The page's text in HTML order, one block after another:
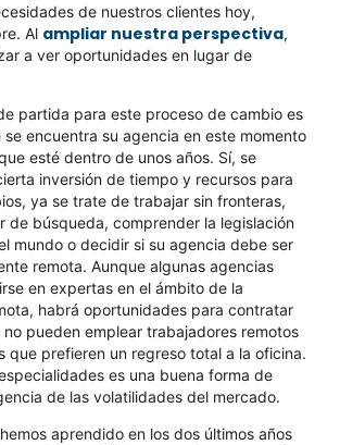
de nuestros clientes hoy,
Al ampliar nuestra perspectiva,
a ver oportunidades en lugar de
partida para este proceso de cambio es
encuentra su agencia en este momento
esté dentro de unos años. Sí, se
inversión de tiempo y recursos para
ya se trate de trabajar sin fronteras,
de búsqueda, comprender la legislación
mundo o decidir si su agencia debe ser
remota. Aunque algunas agencias
en expertas en el ámbito de la
habrá oportunidades para contratar
pueden emplear trabajadores remotos
que prefieren un regreso total a la oficina.
es una buena forma de
de las volatilidades del mercado.
aprendido en los dos últimos años